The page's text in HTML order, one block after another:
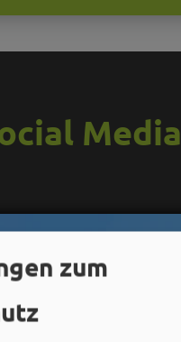
Media
zum